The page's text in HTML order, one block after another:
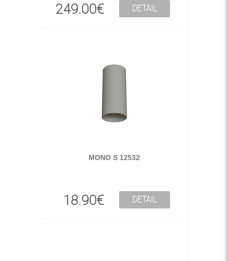
249.00€ DETAIL
MONO S 12532
18.90€ DETAIL